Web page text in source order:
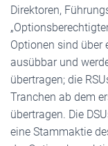
Direktoren,
Optionen sind über
ausübbar und
übertragen; die
Tranchen ab dem
übertragen. Die
eine Stammaktie